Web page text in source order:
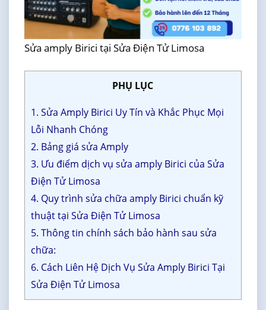
Sửa amply Birici tại Sửa Điện Tử Limosa
PHỤ LỤC
1. Sửa Amply Birici Uy Tín và Khắc Phục Mọi
Lỗi Nhanh Chóng
2. Bảng giá sửa Amply
3. Ưu điểm dịch vụ sửa amply Birici của Sửa
Điện Tử Limosa
4. Quy trình sửa chữa amply Birici chuẩn kỹ
thuật tại Sửa Điện Tử Limosa
5. Thông tin chính sách bảo hành sau sửa
chữa:
6. Cách Liên Hệ Dịch Vụ Sửa Amply Birici Tại
Sửa Điện Tử Limosa